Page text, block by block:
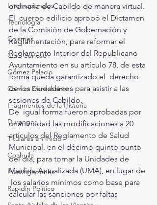
Internacionales
Tecnología
Chismes
Qué Curioso
Gómez Palacio
Comics Derechairos
Fragmentos de la Historia
Durango
Titulares en Inicio
Coahuila
Investigaciones
Rapidín Político
ordinaria de Cabildo de manera virtual.
El  cuerpo edilicio aprobó el Dictamen
de la Comisión de Gobernación y
Reglamentación, para reformar el
Reglamento Interior del Republicano
Ayuntamiento en su artículo 78, de esta
forma queda garantizado el  derecho
de los ciudadanos para asistir a las
sesiones de Cabildo.
De  igual forma fueron aprobadas por
unanimidad las modificaciones a 20
artículos del Reglamento de Salud
Municipal, en el décimo quinto punto
del día, para tomar la Unidades de
Medida Actualizada (UMA), en lugar de
los salarios mínimos como base para
calcular las sanciones por faltas